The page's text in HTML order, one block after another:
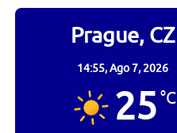
Prague, CZ
14:55,Ago 7, 2026
25°C